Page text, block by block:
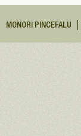
MONORI PINCEFALU